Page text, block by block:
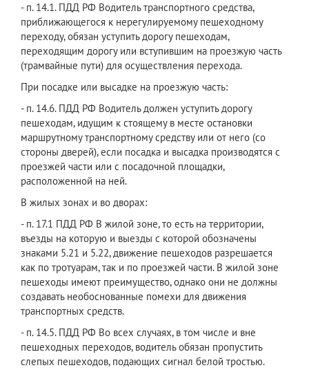
- п. 14.1. ПДД РФ Водитель транспортного средства,
приближающегося к нерегулируемому пешеходному
переходу, обязан уступить дорогу пешеходам,
переходящим дорогу или вступившим на проезжую часть
(трамвайные пути) для осуществления перехода.
При посадке или высадке на проезжую часть:
- п. 14.6. ПДД РФ Водитель должен уступить дорогу
пешеходам, идущим к стоящему в месте остановки
маршрутному транспортному средству или от него (со
стороны дверей), если посадка и высадка производятся с
проезжей части или с посадочной площадки,
расположенной на ней.
В жилых зонах и во дворах:
- п. 17.1 ПДД РФ В жилой зоне, то есть на территории,
въезды на которую и выезды с которой обозначены
знаками 5.21 и 5.22, движение пешеходов разрешается
как по тротуарам, так и по проезжей части. В жилой зоне
пешеходы имеют преимущество, однако они не должны
создавать необоснованные помехи для движения
транспортных средств.
- п. 14.5. ПДД РФ Во всех случаях, в том числе и вне
пешеходных переходов, водитель обязан пропустить
слепых пешеходов, подающих сигнал белой тростью.